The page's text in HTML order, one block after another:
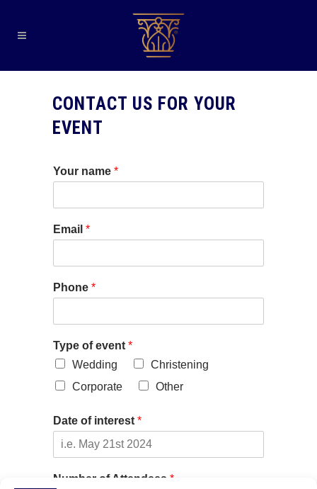
CONTACT US FOR YOUR
EVENT
Your name *
Email *
Phone *
Type of event *
Wedding
Christening
Corporate
Other
Date of interest *
Number of Attendees *